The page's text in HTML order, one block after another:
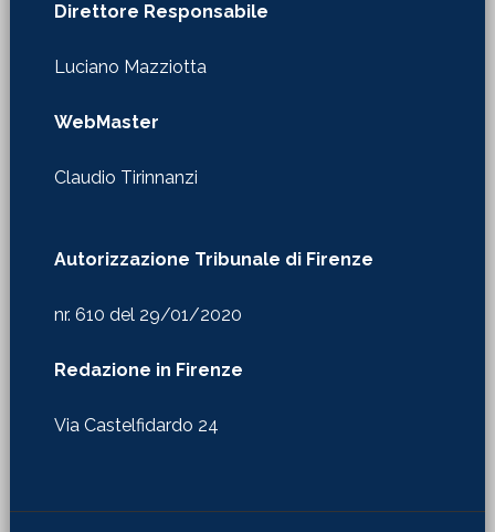
WebMaster
Claudio Tirinnanzi
Redazione in Firenze
Via Castelfidardo 24